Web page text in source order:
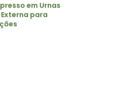
em Urnas
para